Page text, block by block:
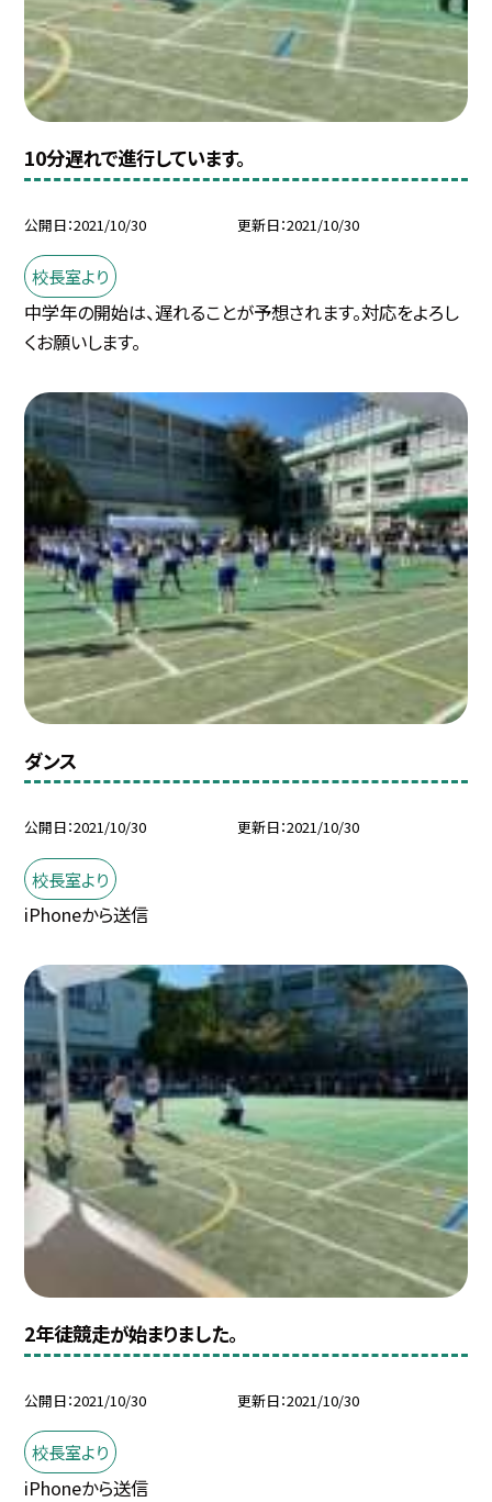
10分遅れで進行しています。
公開日 2021/10/30 更新日 2021/10/30
校長室より
中学年の開始は、遅れることが予想されます。対応をよろし
くお願いします。
ダンス
公開日 2021/10/30 更新日 2021/10/30
校長室より
iPhoneから送信
2年徒競走が始まりました。
公開日 2021/10/30 更新日 2021/10/30
校長室より
iPhoneから送信